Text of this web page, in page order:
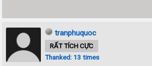
tranphuquoc
RẤT TÍCH CỰC
Thanked: 13 times